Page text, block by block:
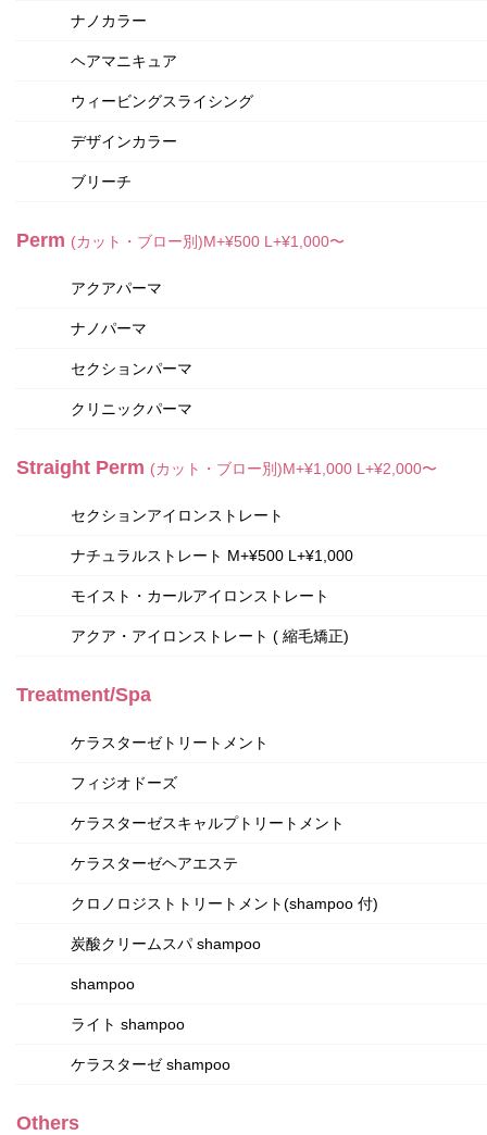
ナノカラー
ヘアマニキュア
ウィービングスライシング
デザインカラー
ブリーチ
Perm (カット・ブロー別)M+¥500 L+¥1,000〜
アクアパーマ
ナノパーマ
セクションパーマ
クリニックパーマ
Straight Perm (カット・ブロー別)M+¥1,000 L+¥2,000〜
セクションアイロンストレート
ナチュラルストレート M+¥500 L+¥1,000
モイスト・カールアイロンストレート
アクア・アイロンストレート ( 縮毛矯正)
Treatment/Spa
ケラスターゼトリートメント
フィジオドーズ
ケラスターゼスキャルプトリートメント
ケラスターゼヘアエステ
クロノロジストトリートメント(shampoo 付)
炭酸クリームスパ shampoo
shampoo
ライト shampoo
ケラスターゼ shampoo
Others